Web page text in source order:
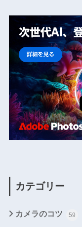
カテゴリー
カメラのコツ 59